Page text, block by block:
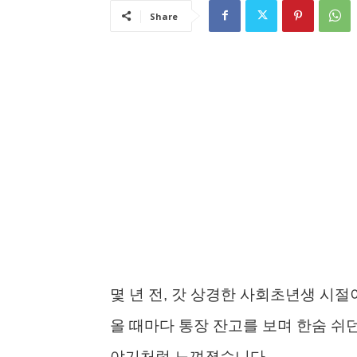
Share
몇 년 전, 갓 상경한 사회초년생 시
올 때마다 통장 잔고를 보며 한숨 쉬